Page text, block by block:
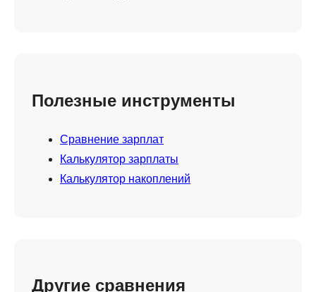
Полезные инструменты
Сравнение зарплат
Калькулятор зарплаты
Калькулятор накоплений
Другие сравнения